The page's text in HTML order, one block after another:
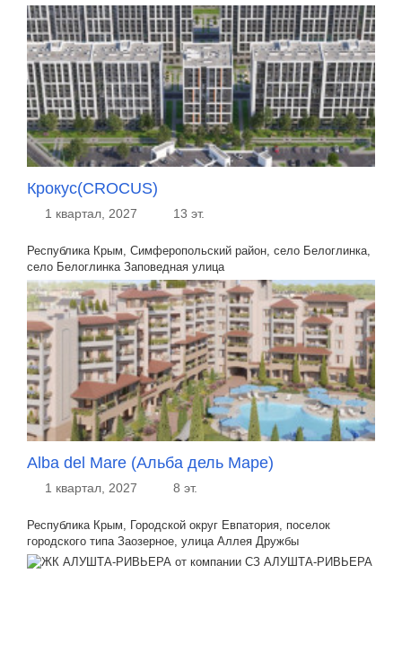
Крокус(CROCUS)
1 квартал, 2027 13 эт.
Республика Крым, Симферопольский район, село Белоглинка,
село Белоглинка Заповедная улица
Alba del Mare (Альба дель Маре)
1 квартал, 2027 8 эт.
Республика Крым, Городской округ Евпатория, поселок
городского типа Заозерное, улица Аллея Дружбы